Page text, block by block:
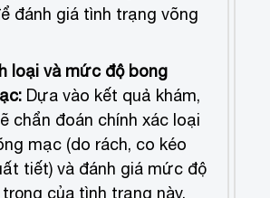
đánh giá tình trạng võng
loại và mức độ bong
Dựa vào kết quả khám,
chẩn đoán chính xác loại
mạc (do rách, co kéo
tiết) và đánh giá mức độ
của tình trạng này.